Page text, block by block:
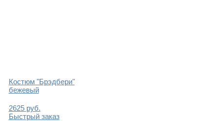
Костюм "Брэдбери"
бежевый
2625руб.
Быстрый заказ